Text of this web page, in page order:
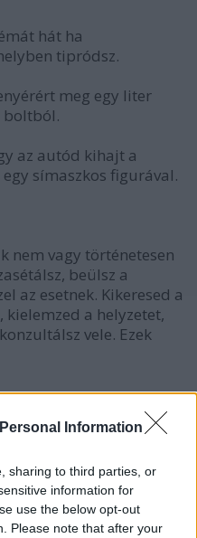
Information
sharing to third parties, or
information for
use the below opt-out
Please note that after your
hát ha
tipródsz.
meg egy liter
boltból.
az autód kihajt a
símaszkos figurával.
nem vagy történetesen
beülsz a
az esetnek. Kikeresed a
a helyzetet,
vele. Ezek
kezdené el bizonygatni,
ha NEM nyitod ki az
hacacáréért a